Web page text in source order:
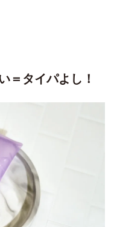
＝タイパよし！